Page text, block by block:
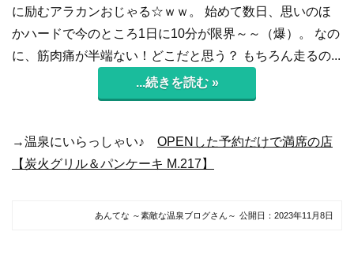
に励むアラカンおじゃる☆ｗｗ。 始めて数日、思いのほ
かハードで今のところ1日に10分が限界～～（爆）。 なの
に、筋肉痛が半端ない！どこだと思う？ もちろん走るの...
...続きを読む »
→温泉にいらっしゃい♪ OPENした予約だけで満席の店
【炭火グリル＆パンケーキ M.217】
あんてな ～素敵な温泉ブログさん～ 公開日： 2023年11月8日